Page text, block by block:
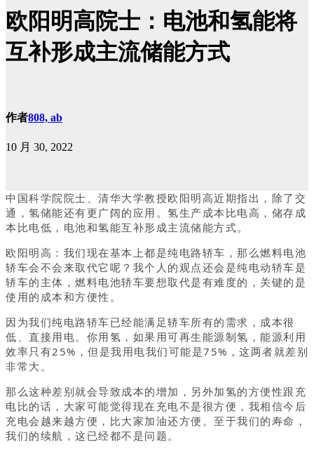
欧阳明高院士：电池和氢能将
互补形成主流储能方式
作者808, ab
10 月 30, 2022
中国科学院院士、清华大学教授欧阳明高近期指出，除了交
通，氢储能还有更广阔的应用。氢生产成本比电高，储存成
本比电低，电池和氢能互补形成主流储能方式。
欧阳明高：我们现在基本上都是纯电路轿车，那么燃料电池
轿车会不会来取代它呢？我个人的观点还会是纯电动轿车是
轿车的主体，燃料电池轿车要想取代是有难度的，关键的是
使用的成本和方便性。
因为我们纯电路轿车已经能满足轿车所有的需求，成本很
低、直接用电。你用氢，如果用可再生能源制氢，能源利用
效率只有25%，但是我用电我们可能是75%，这两者就差别
非常大。
那么这种差别就会导致成本的增加，另外加氢的方便性跟充
电比的话，大家可能觉得现在充电不是很方便，我相信今后
充电会越来越方便，比大家加油还方便。至于我们的寿命，
我们的续航，这已经都不是问题。